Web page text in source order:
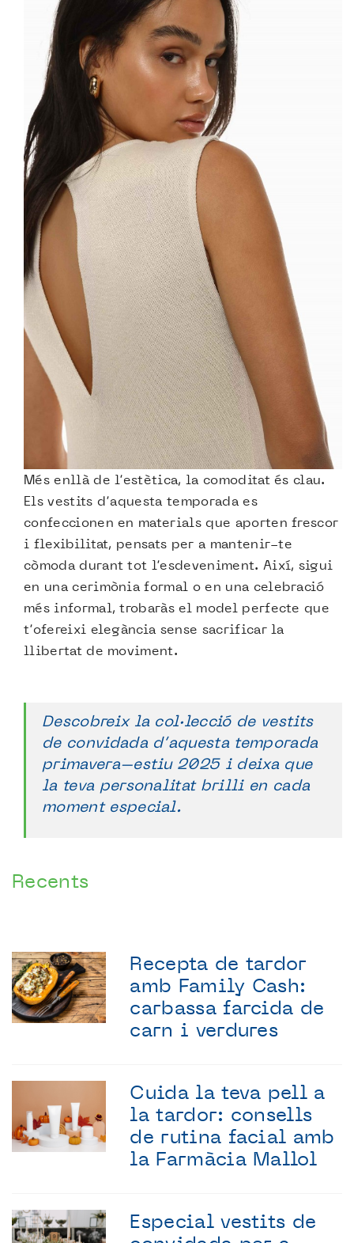
Més enllà de l’estètica, la comoditat és clau.
Els vestits d’aquesta temporada es
confeccionen en materials que aporten frescor
i flexibilitat, pensats per a mantenir-te
còmoda durant tot l’esdeveniment. Així, sigui
en una cerimònia formal o en una celebració
més informal, trobaràs el model perfecte que
t’ofereixi elegància sense sacrificar la
llibertat de moviment.
Descobreix la col·lecció de vestits
de convidada d’aquesta temporada
primavera–estiu 2025 i deixa que
la teva personalitat brilli en cada
moment especial.
Recents
Recepta de tardor
amb Family Cash:
carbassa farcida de
carn i verdures
Cuida la teva pell a
la tardor: consells
de rutina facial amb
la Farmàcia Mallol
Especial vestits de